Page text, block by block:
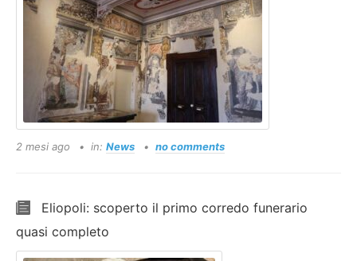
2 mesi ago in: News no comments
Eliopoli: scoperto il primo corredo funerario
quasi completo